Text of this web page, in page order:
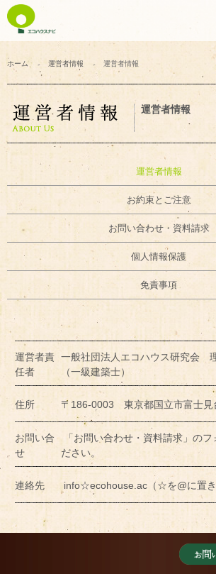
ホーム 運営者情報 運営者情報
運営者情報
運営者情報
お約束とご注意
お問い合わせ・資料請求
個人情報保護
免責事項
運営者責
任者
一般社団法人エコハウス研究会
（一級建築士）
住所 〒186-0003 東京都国立市富士見
お問い合
せ
「お問い合わせ・資料請求」のフ
ださい。
連絡先 info☆ecohouse.ac（☆を@に置き